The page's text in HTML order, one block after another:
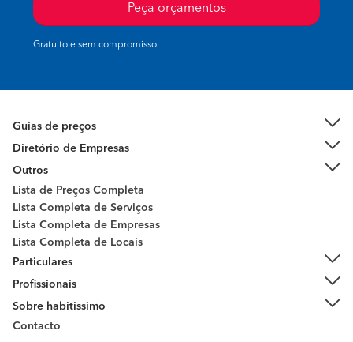
Peça orçamentos
Gratuito e sem compromisso.
Guias de preços
Diretório de Empresas
Outros
Lista de Preços Completa
Lista Completa de Serviços
Lista Completa de Empresas
Lista Completa de Locais
Particulares
Profissionais
Sobre habitissimo
Contacto